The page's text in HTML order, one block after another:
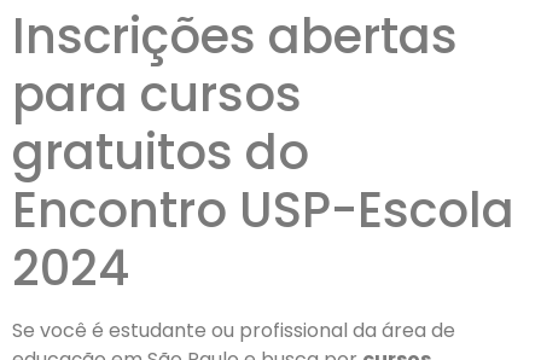
Inscrições abertas
para cursos
gratuitos do
Encontro USP-Escola
2024
Se você é estudante ou profissional da área de